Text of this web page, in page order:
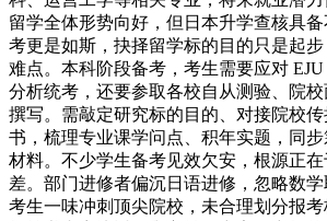
留学全体形势向好，但日本升学查核具
考更是如斯，抉择留学标的目的只是起
难点。本科阶段备考，考生需要应对
分析统考，还要参取各校自从测验、院
撰写。需敲定研究标的目的、对接院校
书，梳理专业课学问点、积年实题，同
材料。不少学生备考见效欠安，根源正
差。部门进修者偏沉日语进修，忽略数
考生一味冲刺顶尖院校，未合理划分报